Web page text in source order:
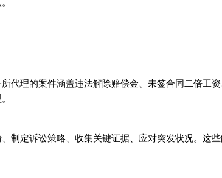
代理的案件涵盖违法解除赔偿金、未签合同二倍工
制定诉讼策略、收集关键证据、应对突发状况。这